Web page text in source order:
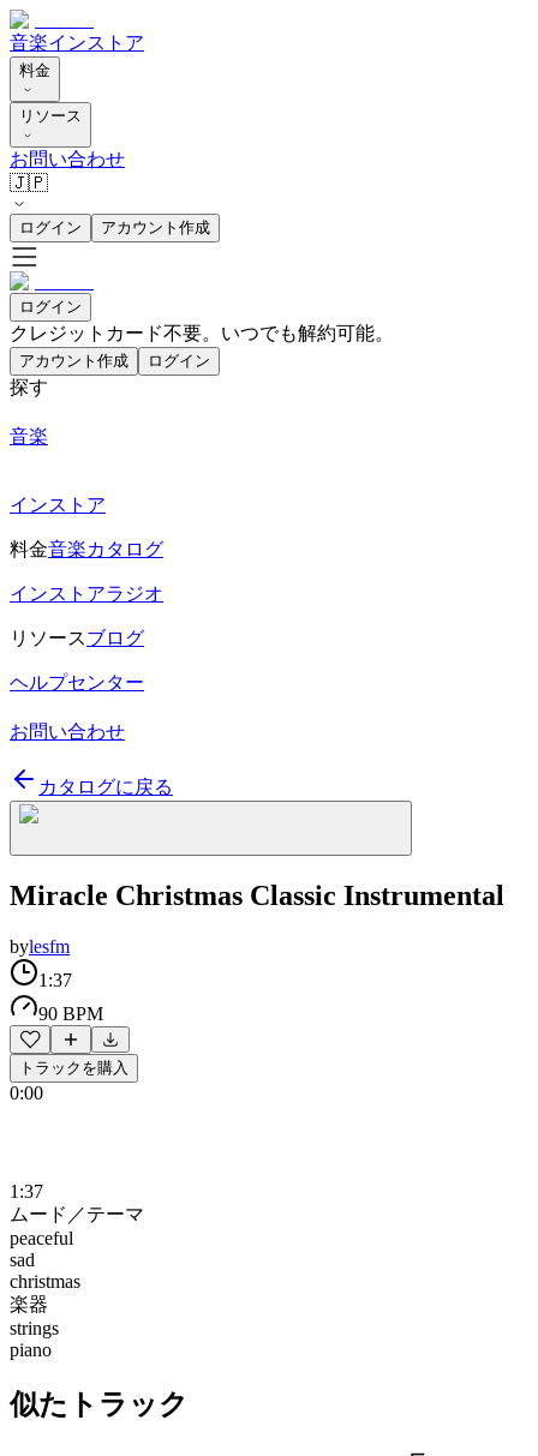
音楽インストア
料金
リソース
お問い合わせ
🇯🇵
ログイン アカウント作成
ログイン
クレジットカード不要。いつでも解約可能。
アカウント作成 ログイン
探す
音楽
インストア
料金音楽カタログ
インストアラジオ
リソースブログ
ヘルプセンター
お問い合わせ
カタログに戻る
Miracle Christmas Classic Instrumental
bylesfm
1:37
90 BPM
トラックを購入
0:00
1:37
ムード／テーマ
peaceful
sad
christmas
楽器
strings
piano
似たトラック